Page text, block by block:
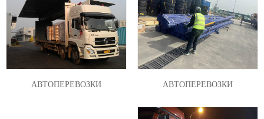
АВТОПЕРЕВОЗКИ
АВТОПЕРЕВОЗКИ